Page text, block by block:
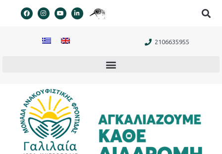
περιεχόμενο
2106635955